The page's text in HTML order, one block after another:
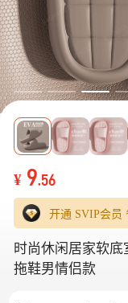
¥ 9.56
开通 SVIP会员
时尚休闲居家软底
拖鞋男情侣款